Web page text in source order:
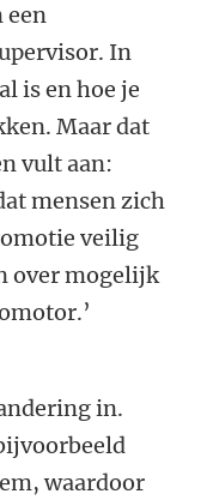
een
In
is en hoe je
Maar dat
vult aan:
mensen zich
veilig
over mogelijk
in.
waardoor